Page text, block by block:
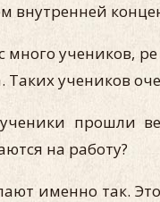
внутренней
много учеников,
учеников
прошли
на работу?
именно так.